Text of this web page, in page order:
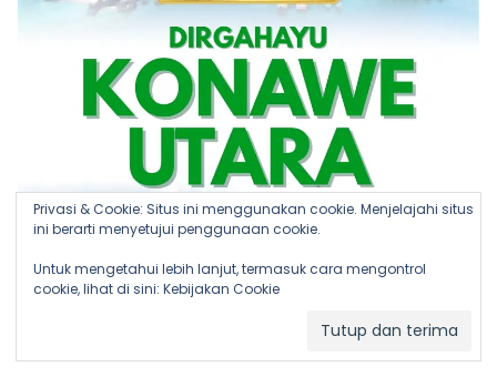
Privasi & Cookie: Situs ini menggunakan cookie. Menjelajahi situs
ini berarti menyetujui penggunaan cookie.
Untuk mengetahui lebih lanjut, termasuk cara mengontrol
cookie, lihat di sini: Kebijakan Cookie